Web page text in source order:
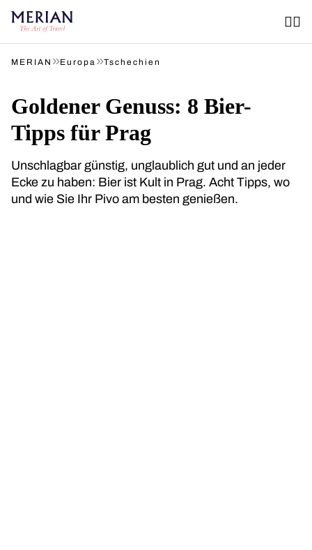
MERIAN »Europa »Tschechien
Goldener Genuss: 8 Bier-
Tipps für Prag
Unschlagbar günstig, unglaublich gut und an jeder
Ecke zu haben: Bier ist Kult in Prag. Acht Tipps, wo
und wie Sie Ihr Pivo am besten genießen.